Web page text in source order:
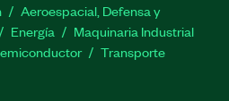
Aeroespacial, Defensa y
Energía
Maquinaria Industrial
Transporte